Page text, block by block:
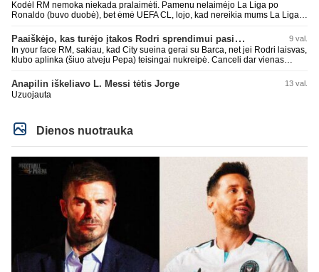
Kodėl RM nemoka niekada pralaimėti. Pamenu nelaimėjo La Liga po
Ronaldo (buvo duobė), bet ėmė UEFA CL, lojo, kad nereikia mums La Liga,
laimėti La Liga. Dabar vėl gavo nuo Barcos ir Rodri ateina ne pas juos, vėl
nereikia mums jo, senas ir t.t. Gal davai vyriškai priimkit tuos pralaimėjimus
be kvailų nereikia, nenorim ir t.t.
Paaiškėjo, kas turėjo įtakos Rodri sprendimui pasirinkti Barselonos pusę 9 val.
In your face RM, sakiau, kad City sueina gerai su Barca, net jei Rodri laisvas,
klubo aplinka (šiuo atveju Pepa) teisingai nukreipė. Canceli dar vienas
Super
Anapilin iškeliavo L. Messi tėtis Jorge 13 val.
Uzuojauta
Dienos nuotrauka